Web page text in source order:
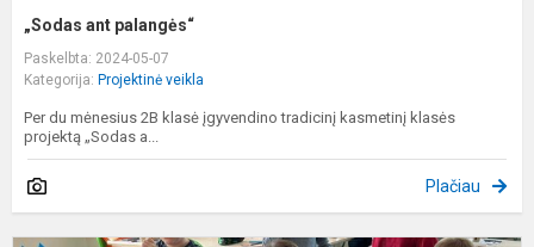
„Sodas ant palangės“
Paskelbta: 2024-05-07
Kategorija: Projektinė veikla
Per du mėnesius 2B klasė įgyvendino tradicinį kasmetinį klasės
projektą „Sodas a...
Plačiau